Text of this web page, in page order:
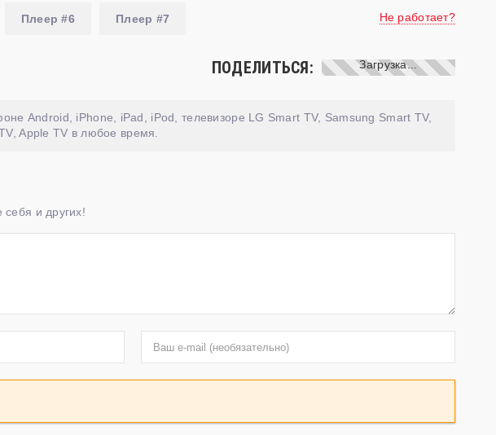
Плеер #6 Плеер #7 Не работает?
ПОДЕЛИТЬСЯ:
Android, iPhone, iPad, iPod, телевизоре LG Smart TV, Samsung Smart TV,
Apple TV в любое время.
и других!